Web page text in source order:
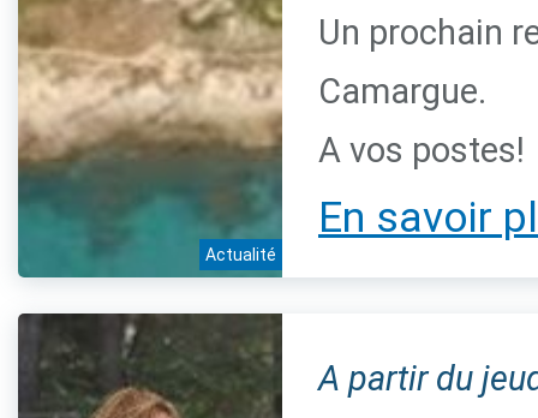
Actualité
Un prochain
Camargue.
A vos postes!
En savoir
A partir du